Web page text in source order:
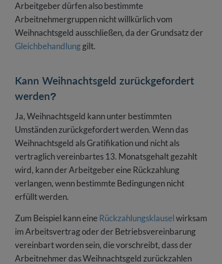
Arbeitgeber dürfen also bestimmte
Arbeitnehmergruppen nicht willkürlich vom
Weihnachtsgeld ausschließen, da der Grundsatz der
Gleichbehandlunggilt.
Kann Weihnachtsgeld zurückgefordert
werden?
Ja, Weihnachtsgeld kann unter bestimmten
Umständen zurückgefordert werden. Wenn das
Weihnachtsgeld als Gratifikation und nicht als
vertraglich vereinbartes 13. Monatsgehalt gezahlt
wird, kann der Arbeitgeber eine Rückzahlung
verlangen, wenn bestimmte Bedingungen nicht
erfüllt werden.
Zum Beispiel kann eine Rückzahlungsklauselwirksam
im Arbeitsvertrag oder der Betriebsvereinbarung
vereinbart worden sein, die vorschreibt, dass der
Arbeitnehmer das Weihnachtsgeld zurückzahlen